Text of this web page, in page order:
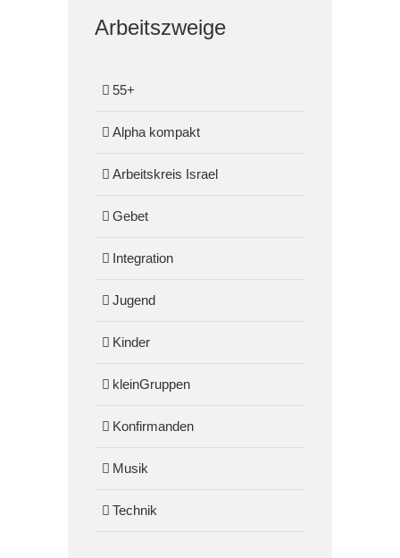
Arbeitszweige
55+
Alpha kompakt
Arbeitskreis Israel
Gebet
Integration
Jugend
Kinder
kleinGruppen
Konfirmanden
Musik
Technik